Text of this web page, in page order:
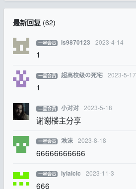
最新回复(62)
一星会员 ls9870123 2023-4-14
1
一星会员 超高校级の死宅 2023-5-17
1
二星会员 小对对 2023-5-18
谢谢楼主分享
一星会员 湫沫 2023-8-18
66666666666
一星会员 lylaiclc 2023-11-3
666